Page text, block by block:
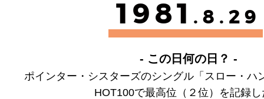
1981 .8.29
- この日何の日？ -
ポインター・シスターズのシングル「スロー・ハ
HOT100で最高位（２位）を記録